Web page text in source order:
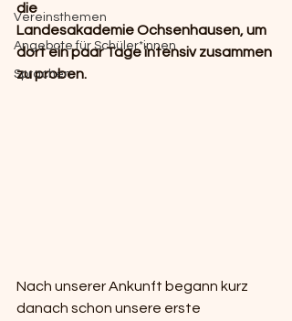
Vereinsthemen
Angebote für Schüler*innen
Sprachen
die
Landesakademie Ochsenhausen, um
dort ein paar Tage intensiv zusammen
zu proben.
Nach unserer Ankunft begann kurz
danach schon unsere erste